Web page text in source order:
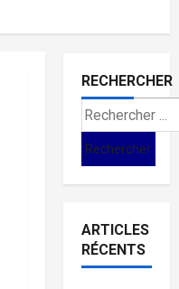
RECHERCHER
Search
for:
ARTICLES
RÉCENTS